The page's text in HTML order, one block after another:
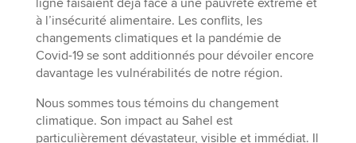
à l’insécurité alimentaire. Les conflits, les
changements climatiques et la pandémie de
Covid-19 se sont additionnés pour dévoiler encore
davantage les vulnérabilités de notre région.
Nous sommes tous témoins du changement
climatique. Son impact au Sahel est
particulièrement dévastateur, visible et immédiat. Il